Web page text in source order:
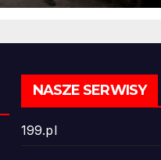
NASZE SERWISY
199.pl